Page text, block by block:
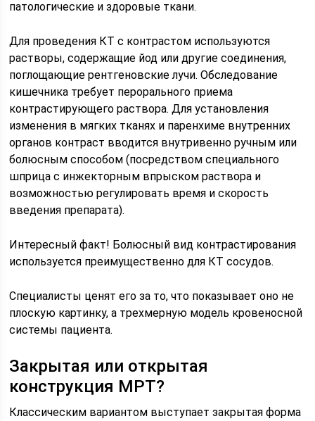
патологические и здоровые ткани.
Для проведения КТ с контрастом используются
растворы, содержащие йод или другие соединения,
поглощающие рентгеновские лучи. Обследование
кишечника требует перорального приема
контрастирующего раствора. Для установления
изменения в мягких тканях и паренхиме внутренних
органов контраст вводится внутривенно ручным или
болюсным способом (посредством специального
шприца с инжекторным впрыском раствора и
возможностью регулировать время и скорость
введения препарата).
Интересный факт! Болюсный вид контрастирования
используется преимущественно для КТ сосудов.
Специалисты ценят его за то, что показывает оно не
плоскую картинку, а трехмерную модель кровеносной
системы пациента.
Закрытая или открытая
конструкция МРТ?
Классическим вариантом выступает закрытая форма